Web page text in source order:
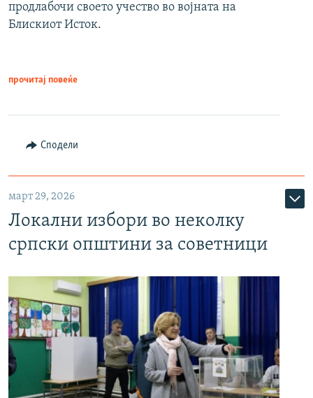
продлабочи своето учество во војната на
Блискиот Исток.
прочитај повеќе
Сподели
март 29, 2026
Локални избори во неколку
српски општини за советници